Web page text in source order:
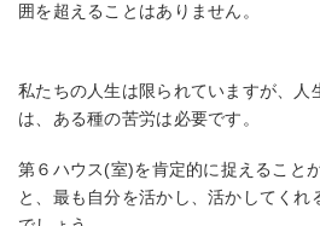
囲を超えることはありません。
私たちの人生は限られていますが、人
は、ある種の苦労は必要です。
第６ハウス(室)を肯定的に捉えること
と、最も自分を活かし、活かしてくれ